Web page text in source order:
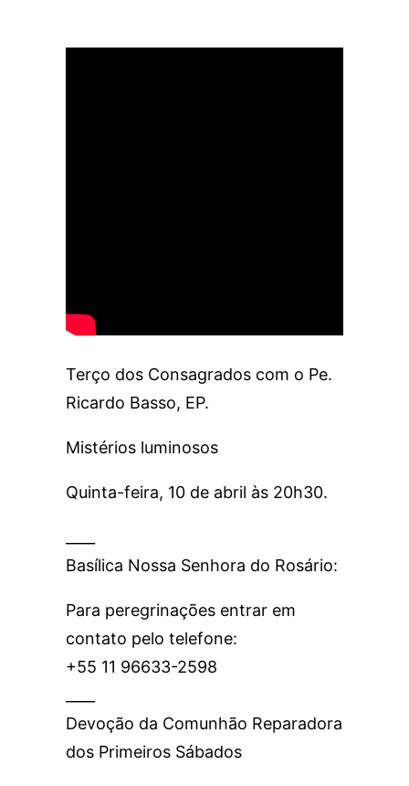
Terço dos Consagrados com o Pe.
Ricardo Basso, EP.
Mistérios luminosos
Quinta-feira, 10 de abril às 20h30.
Basílica Nossa Senhora do Rosário:
Para peregrinações entrar em
contato pelo telefone:
+55 11 96633-2598
Devoção da Comunhão Reparadora
dos Primeiros Sábados